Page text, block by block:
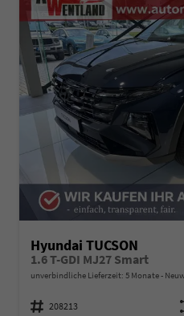
Hyundai TUCSON
1.6 T-GDI MJ27 Smart
unverbindliche Lieferzeit: 5 Monate
Fahrzeugnummer 208213